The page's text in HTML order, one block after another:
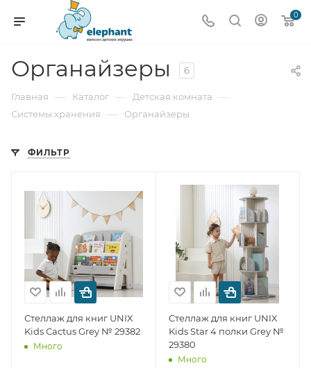
0
Органайзеры 6
Главная — Каталог — Детская комната —
Системы хранения — Органайзеры
ФИЛЬТР
Стеллаж для книг UNIX
Kids Сactus Grey № 29382
Много
Стеллаж для книг UNIX
Kids Star 4 полки Grey №
29380
Много